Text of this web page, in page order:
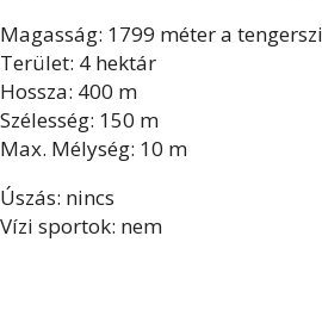
Magasság: 1799 méter a
Terület: 4 hektár
Hossza: 400 m
Szélesség: 150 m
Max. Mélység: 10 m
Úszás: nincs
Vízi sportok: nem